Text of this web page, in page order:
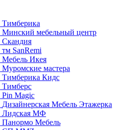
Тимберика
Минский мебельный центр
Скандия
тм SanRemi
Мебель Икея
Муромские мастера
Тимберика Кидс
Тимберс
Pin Magic
Дизайнерская Мебель Этажерка
Лидская МФ
Панормо Мебель